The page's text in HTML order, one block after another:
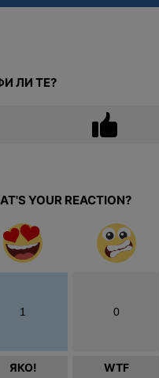
ЛИ ТЕ?
YOUR REACTION?
1
ЯКО!
0
WTF